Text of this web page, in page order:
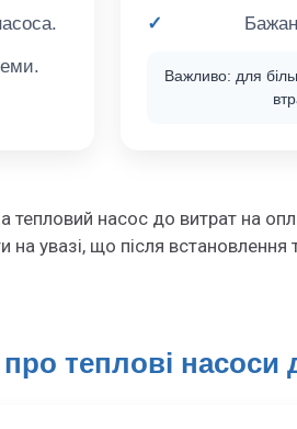
Важливо: для
насос до витрат на
увазі, що після встановлення
теплові насоси